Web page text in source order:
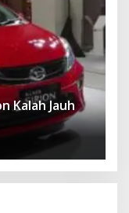
Kalah Jauh